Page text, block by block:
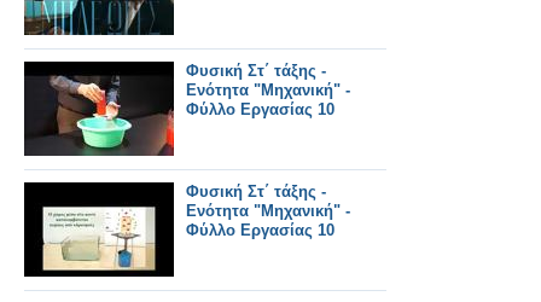
Φυσική Στ΄ τάξης -
Ενότητα "Μηχανική" -
Φύλλο Εργασίας 10
Φυσική Στ΄ τάξης -
Ενότητα "Μηχανική" -
Φύλλο Εργασίας 10